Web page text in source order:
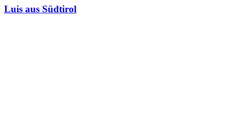
Luis aus Südtirol